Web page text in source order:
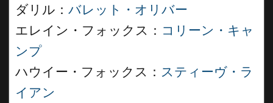
ダリル： バレット・オリバー
エレイン・フォックス： コリーン・キャ
ンプ
ハウイー・フォックス： スティーヴ・ラ
イアン